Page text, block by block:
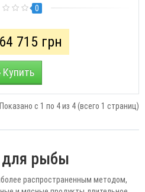
0
715 грн
Купить
Показано с 1 по 4 из 4 (всего 1 страниц)
для рыбы
распространенным методом,